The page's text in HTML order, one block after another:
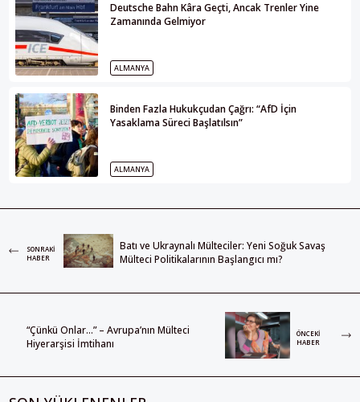
Deutsche Bahn Kâra Geçti, Ancak Trenler Yine
Zamanında Gelmiyor
ALMANYA
Binden Fazla Hukukçudan Çağrı: “AfD İçin
Yasaklama Süreci Başlatılsın”
ALMANYA
SONRAKI
HABER
Batı ve Ukraynalı Mülteciler: Yeni Soğuk Savaş
Mülteci Politikalarının Başlangıcı mı?
“Çünkü Onlar…” – Avrupa’nın Mülteci
Hiyerarşisi İmtihanı
ÖNCEKI
HABER